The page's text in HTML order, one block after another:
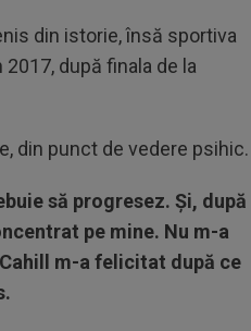
din istorie, însă sportiva
după finala de la
din punct de vedere psihic.
să progresez. Și, după
pe mine. Nu m-a
m-a felicitat după ce